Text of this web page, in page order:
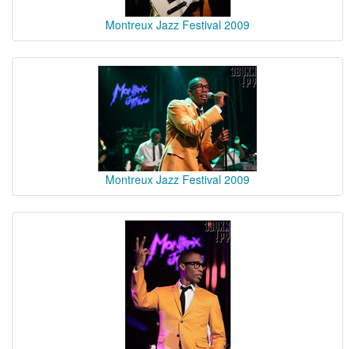
Montreux Jazz Festival 2009
Montreux Jazz Festival 2009